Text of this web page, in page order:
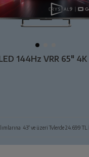
43' ve üzeri Tvlerde 24.699